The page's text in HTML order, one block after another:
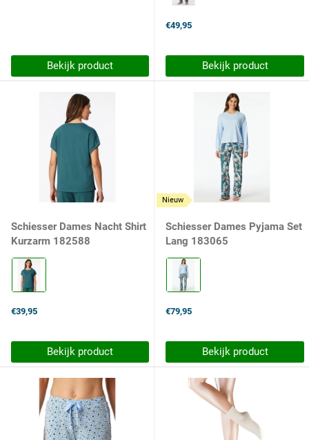
Bekijk product
€49,95
Bekijk product
Schiesser Dames Nacht Shirt
Kurzarm 182588
Kleur:
700
gr�n
€39,95
Bekijk product
Nieuw
Schiesser Dames Pyjama Set
Lang 183065
Kleur:
805
hellblau
€79,95
Bekijk product